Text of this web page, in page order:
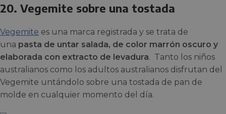
20. Vegemite sobre una tostada
Vegemite es una marca registrada y se trata de
una pasta de untar salada, de color marrón oscuro y
elaborada con extracto de levadura. Tanto los niños
australianos como los adultos australianos disfrutan del
Vegemite untándolo sobre una tostada de pan de
molde en cualquier momento del día.